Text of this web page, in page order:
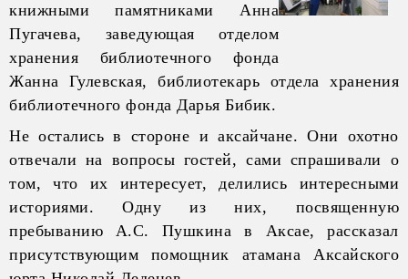
книжными памятниками Анна
Пугачева, заведующая отделом
хранения библиотечного фонда
Жанна Гулевская, библиотекарь отдела хранения
библиотечного фонда Дарья Бибик.
Не остались в стороне и аксайчане. Они охотно
отвечали на вопросы гостей, сами спрашивали о
том, что их интересует, делились интересными
историями. Одну из них, посвященную
пребыванию А.С. Пушкина в Аксае, рассказал
присутствующим помощник атамана Аксайского